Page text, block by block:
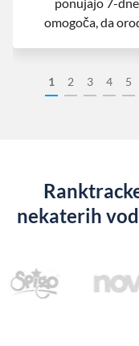
1 2 3 4 5
omogoča, da
nekaterih